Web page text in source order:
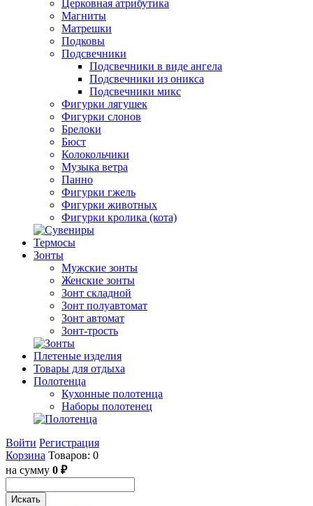
Церковная атрибутика
Магниты
Матрешки
Подковы
Подсвечники
Подсвечники в виде ангела
Подсвечники из оникса
Подсвечники микс
Фигурки лягушек
Фигурки слонов
Брелоки
Бюст
Колокольчики
Музыка ветра
Панно
Фигурки гжель
Фигурки животных
Фигурки кролика (кота)
Термосы
Зонты
Мужские зонты
Женские зонты
Зонт складной
Зонт полуавтомат
Зонт автомат
Зонт-трость
Плетеные изделия
Товары для отдыха
Полотенца
Кухонные полотенца
Наборы полотенец
Войти Регистрация
Корзина Товаров: 0
на сумму 0 ₽
Искать